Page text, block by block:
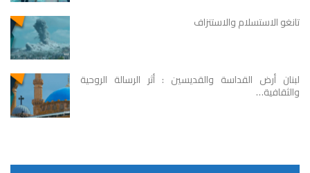
تانغو الاستسلام والاستنزاف
لبنان أرض القداسة والقديسين : أثر الرسالة الروحية
والثقافية…